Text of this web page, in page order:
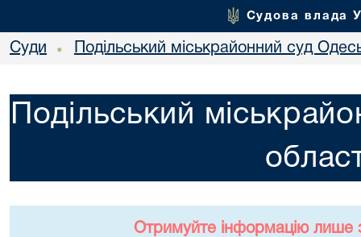
Судова влада
Суди • Подільський міськрайонний суд
Подільський
Отримуйте інформацію лише